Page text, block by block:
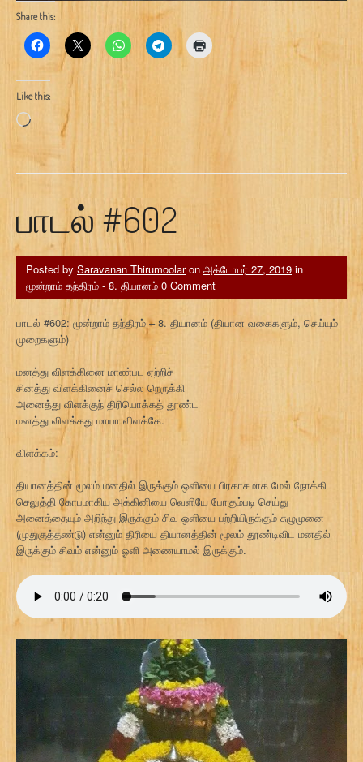
Share this:
Like this:
Loading…
பாடல் #602
Posted by Saravanan Thirumoolaron அக்டோபர் 27, 2019 in
மூன்றாம் தந்திரம் - 8. தியானம் 0 Comment
பாடல் #602: மூன்றாம் தந்திரம் – 8. தியானம் (தியான வகைகளும், செய்யும்
முறைகளும்)
மனத்து விளக்கினை மாண்பட ஏற்றிச்
சினத்து விளக்கினைச் செல்ல நெருக்கி
அனைத்து விளக்குந் திரியொக்கத் தூண்ட
மனத்து விளக்கது மாயா விளக்கே.
விளக்கம்:
தியானத்தின் மூலம் மனதில் இருக்கும் ஒளியை பிரகாசமாக மேல் நோக்கி
செலுத்தி கோபமாகிய அக்கினியை வெளியே போகும்படி செய்து
அனைத்தையும் அறிந்து இருக்கும் சிவ ஒளியை பற்றியிருக்கும் சுழுமுனை
(முதுகுத்தண்டு) என்னும் திரியை தியானத்தின் மூலம் தூண்டிவிட மனதில்
இருக்கும் சிவம் என்னும் ஓளி அணையாமல் இருக்கும்.